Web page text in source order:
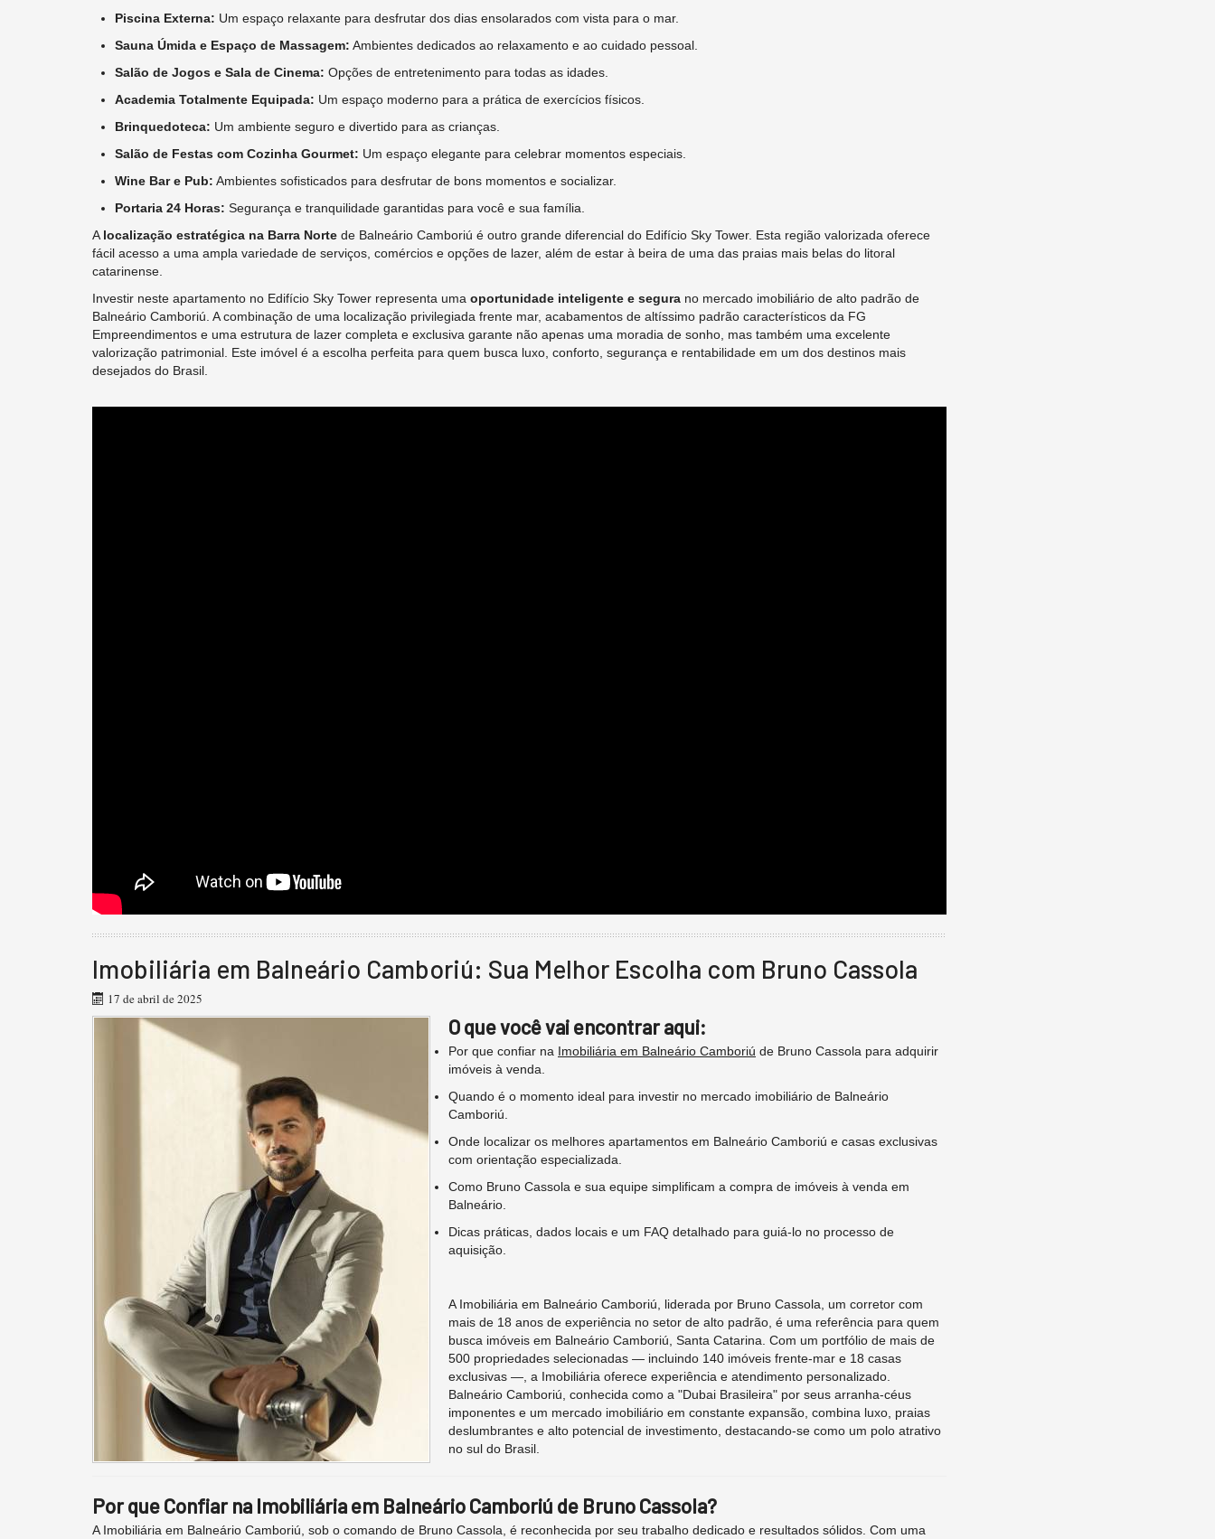
Piscina Externa: Um espaço relaxante para desfrutar dos dias ensolarados com vista para o mar.
Sauna Úmida e Espaço de Massagem: Ambientes dedicados ao relaxamento e ao cuidado pessoal.
Salão de Jogos e Sala de Cinema: Opções de entretenimento para todas as idades.
Academia Totalmente Equipada: Um espaço moderno para a prática de exercícios físicos.
Brinquedoteca: Um ambiente seguro e divertido para as crianças.
Salão de Festas com Cozinha Gourmet: Um espaço elegante para celebrar momentos especiais.
Wine Bar e Pub: Ambientes sofisticados para desfrutar de bons momentos e socializar.
Portaria 24 Horas: Segurança e tranquilidade garantidas para você e sua família.
A localização estratégica na Barra Norte de Balneário Camboriú é outro grande diferencial do Edifício Sky Tower. Esta região valorizada oferece
fácil acesso a uma ampla variedade de serviços, comércios e opções de lazer, além de estar à beira de uma das praias mais belas do litoral
catarinense.
Investir neste apartamento no Edifício Sky Tower representa uma oportunidade inteligente e segura no mercado imobiliário de alto padrão de
Balneário Camboriú. A combinação de uma localização privilegiada frente mar, acabamentos de altíssimo padrão característicos da FG
Empreendimentos e uma estrutura de lazer completa e exclusiva garante não apenas uma moradia de sonho, mas também uma excelente
valorização patrimonial. Este imóvel é a escolha perfeita para quem busca luxo, conforto, segurança e rentabilidade em um dos destinos mais
desejados do Brasil.
Imobiliária em Balneário Camboriú: Sua Melhor Escolha com Bruno Cassola
17 de abril de 2025
O que você vai encontrar aqui:
Por que confiar na Imobiliária em Balneário Camboriú de Bruno Cassola para adquirir
imóveis à venda.
Quando é o momento ideal para investir no mercado imobiliário de Balneário
Camboriú.
Onde localizar os melhores apartamentos em Balneário Camboriú e casas exclusivas
com orientação especializada.
Como Bruno Cassola e sua equipe simplificam a compra de imóveis à venda em
Balneário.
Dicas práticas, dados locais e um FAQ detalhado para guiá-lo no processo de
aquisição.
A Imobiliária em Balneário Camboriú, liderada por Bruno Cassola, um corretor com
mais de 18 anos de experiência no setor de alto padrão, é uma referência para quem
busca imóveis em Balneário Camboriú, Santa Catarina. Com um portfólio de mais de
500 propriedades selecionadas — incluindo 140 imóveis frente-mar e 18 casas
exclusivas —, a Imobiliária oferece experiência e atendimento personalizado.
Balneário Camboriú, conhecida como a "Dubai Brasileira" por seus arranha-céus
imponentes e um mercado imobiliário em constante expansão, combina luxo, praias
deslumbrantes e alto potencial de investimento, destacando-se como um polo atrativo
no sul do Brasil.
Por que Confiar na Imobiliária em Balneário Camboriú de Bruno Cassola?
A Imobiliária em Balneário Camboriú, sob o comando de Bruno Cassola, é reconhecida por seu trabalho dedicado e resultados sólidos. Com uma